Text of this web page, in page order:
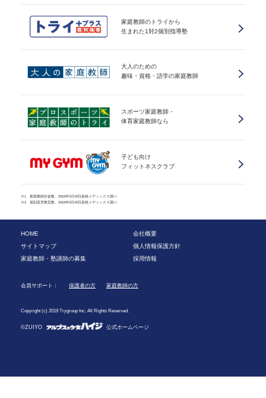
家庭教師のトライから
生まれた1対2個別指導塾
大人のための
趣味・資格・語学の家庭教師
スポーツ家庭教師・
体育家庭教師なら
子ども向け
フィットネスクラブ
※1 家庭教師生徒数、2016年5月20日産經メディックス調べ
※2 個別直営教室数、2016年5月20日産經メディックス調べ
HOME
会社概要
サイトマップ
個人情報保護方針
家庭教師・塾講師の募集
採用情報
会員サポート： 保護者の方 家庭教師の方
Copyright (c) 2019 Trygroup Inc. All Rights Reserved.
©ZUIYO 公式ホームページ